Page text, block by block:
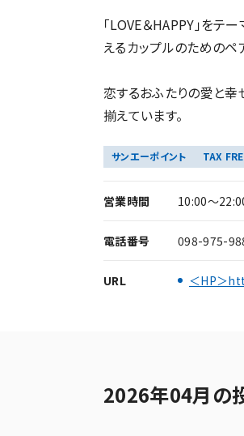
「LOVE＆HAPPY」をテ
えるカップルのためのペ
恋するおふたりの愛と幸
揃えています。
サンエーポイント TAX
営業時間 10:00～
電話番号 098-975-
URL ＜HP＞
2026年04月の